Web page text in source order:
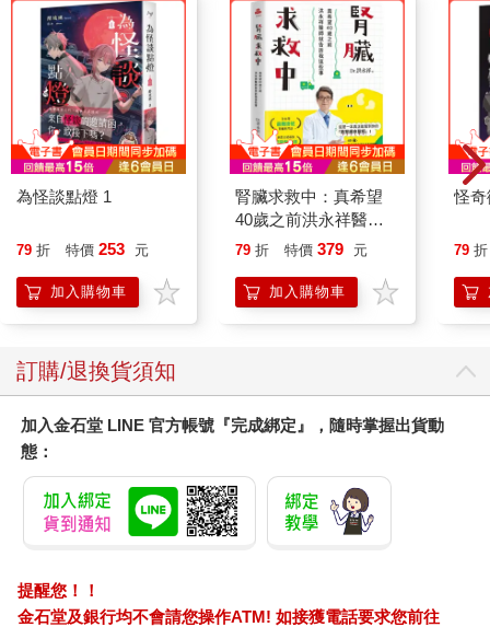
為怪談點燈 1
79 折 特價 253 元
加入購物車
腎臟求救中：真希望
40歲之前洪永祥醫師
就告訴我這些事
79 折 特價 379 元
加入購物車
怪
79 折
訂購/退換貨須知
加入金石堂 LINE 官方帳號『完成綁定』，隨時掌握出貨動
態：
提醒您！！
金石堂及銀行均不會請您操作ATM! 如接獲電話要求您前往